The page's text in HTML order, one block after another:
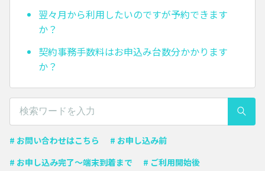
翌々月から利用したいのですが予約できます
か？
契約事務手数料はお申込み台数分かかります
か？
# お問い合わせはこちら
# お申し込み前
# お申し込み完了〜端末到着まで
# ご利用開始後